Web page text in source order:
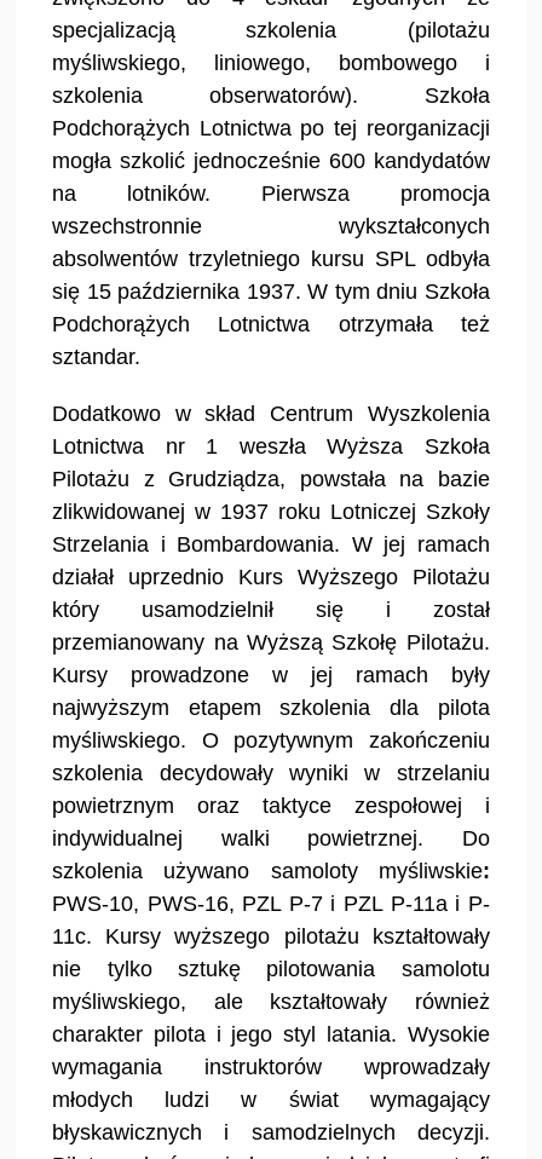
specjalizacją szkolenia (pilotażu
myśliwskiego, liniowego, bombowego i
szkolenia obserwatorów). Szkoła
Podchorążych Lotnictwa po tej reorganizacji
mogła szkolić jednocześnie 600 kandydatów
na lotników. Pierwsza promocja
wszechstronnie wykształconych
absolwentów trzyletniego kursu SPL odbyła
się 15 października 1937. W tym dniu Szkoła
Podchorążych Lotnictwa otrzymała też
sztandar.
Dodatkowo w skład Centrum Wyszkolenia
Lotnictwa nr 1 weszła Wyższa Szkoła
Pilotażu z Grudziądza, powstała na bazie
zlikwidowanej w 1937 roku Lotniczej Szkoły
Strzelania i Bombardowania. W jej ramach
działał uprzednio Kurs Wyższego Pilotażu
który usamodzielnił się i został
przemianowany na Wyższą Szkołę Pilotażu.
Kursy prowadzone w jej ramach były
najwyższym etapem szkolenia dla pilota
myśliwskiego. O pozytywnym zakończeniu
szkolenia decydowały wyniki w strzelaniu
powietrznym oraz taktyce zespołowej i
indywidualnej walki powietrznej. Do
szkolenia używano samoloty myśliwskie:
PWS-10, PWS-16, PZL P-7 i PZL P-11a i P-
11c. Kursy wyższego pilotażu kształtowały
nie tylko sztukę pilotowania samolotu
myśliwskiego, ale kształtowały również
charakter pilota i jego styl latania. Wysokie
wymagania instruktorów wprowadzały
młodych ludzi w świat wymagający
błyskawicznych i samodzielnych decyzji.